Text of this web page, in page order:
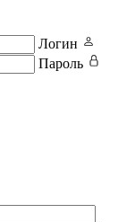
Логин
Пароль